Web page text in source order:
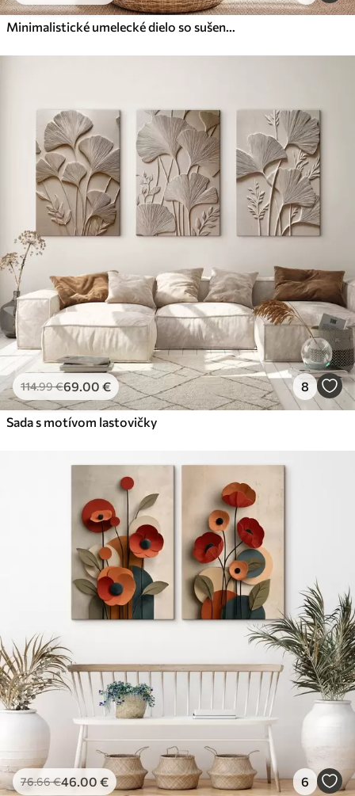
Minimalistické umelecké dielo so sušenými kvetmi a pampovou trávou, s textúrovaným pozadím
114.99€69.00 € 8
Sada s motívom lastovičky
76.66€46.00 € 6